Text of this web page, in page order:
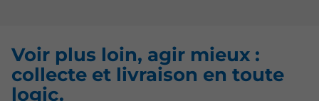
Voir plus loin, agir mieux :
collecte et livraison en toute
logic.